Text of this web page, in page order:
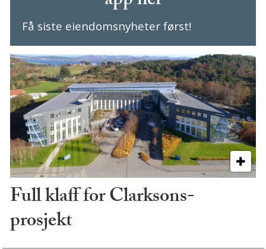
Få siste eiendomsnyheter først!
Full klaff for Clarksons-
prosjekt